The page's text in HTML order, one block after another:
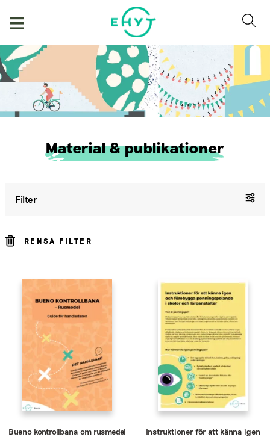
Material & publikationer
Filter
RENSA FILTER
Bueno kontrollbana om rusmedel
Instruktioner för att känna igen